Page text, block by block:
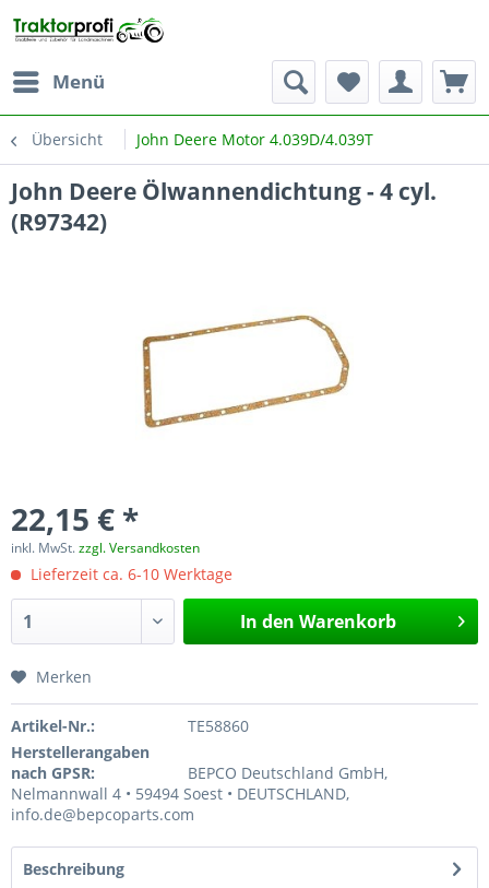
Menü
Übersicht John Deere Motor 4.039D/4.039T
John Deere Ölwannendichtung - 4 cyl.
(R97342)
22,15 € *
inkl. MwSt.zzgl. Versandkosten
Lieferzeit ca. 6-10 Werktage
In den Warenkorb
Merken
Artikel-Nr.:
TE58860
Herstellerangaben
nach GPSR:
BEPCO Deutschland GmbH,
Nelmannwall 4 • 59494 Soest • DEUTSCHLAND,
info.de@bepcoparts.com
Beschreibung